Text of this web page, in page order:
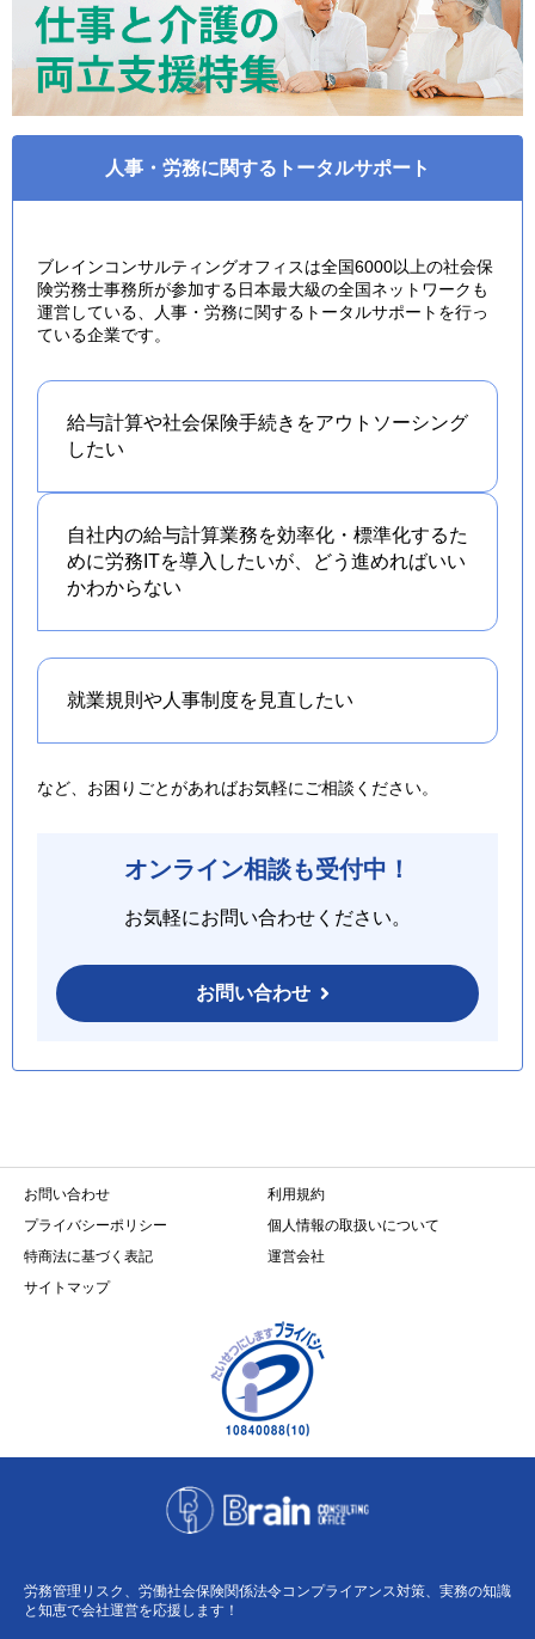
人事・労務に関するトータルサポート
ブレインコンサルティングオフィスは全国6000以上の社会保
険労務士事務所が参加する日本最大級の全国ネットワークも
運営している、人事・労務に関するトータルサポートを行っ
ている企業です。
給与計算や社会保険手続きをアウトソーシング
したい
自社内の給与計算業務を効率化・標準化するた
めに労務ITを導入したいが、どう進めればいい
かわからない
就業規則や人事制度を 見直したい
など、お困りごとがあればお気軽にご相談ください。
オンライン相談も受付中！
お気軽にお問い合わせください。
お問い合わせ
お問い合わせ
利用規約
プライバシーポリシー
個人情報の取扱いについて
特商法に基づく表記
運営会社
サイトマップ
労務管理リスク、労働社会保険関係法令コンプライアンス対策、実務の知識
と知恵で会社運営を応援します！